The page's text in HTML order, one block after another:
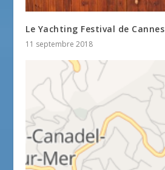
Le Yachting Festival de Cannes
11 septembre 2018